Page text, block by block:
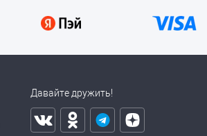
Давайте дружить!